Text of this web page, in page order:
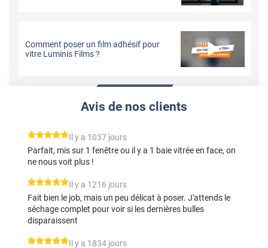
Comment poser un film adhésif pour
vitre Luminis Films ?
Avis de nos clients
*****
Il y a 1037 jours
Parfait, mis sur 1 fenêtre ou il y a 1 baie vitrée en face, on
ne nous voit plus !
*****
Il y a 1216 jours
Fait bien le job, mais un peu délicat à poser. J'attends le
séchage complet pour voir si les dernières bulles
disparaissent
*****
Il y a 1834 jours